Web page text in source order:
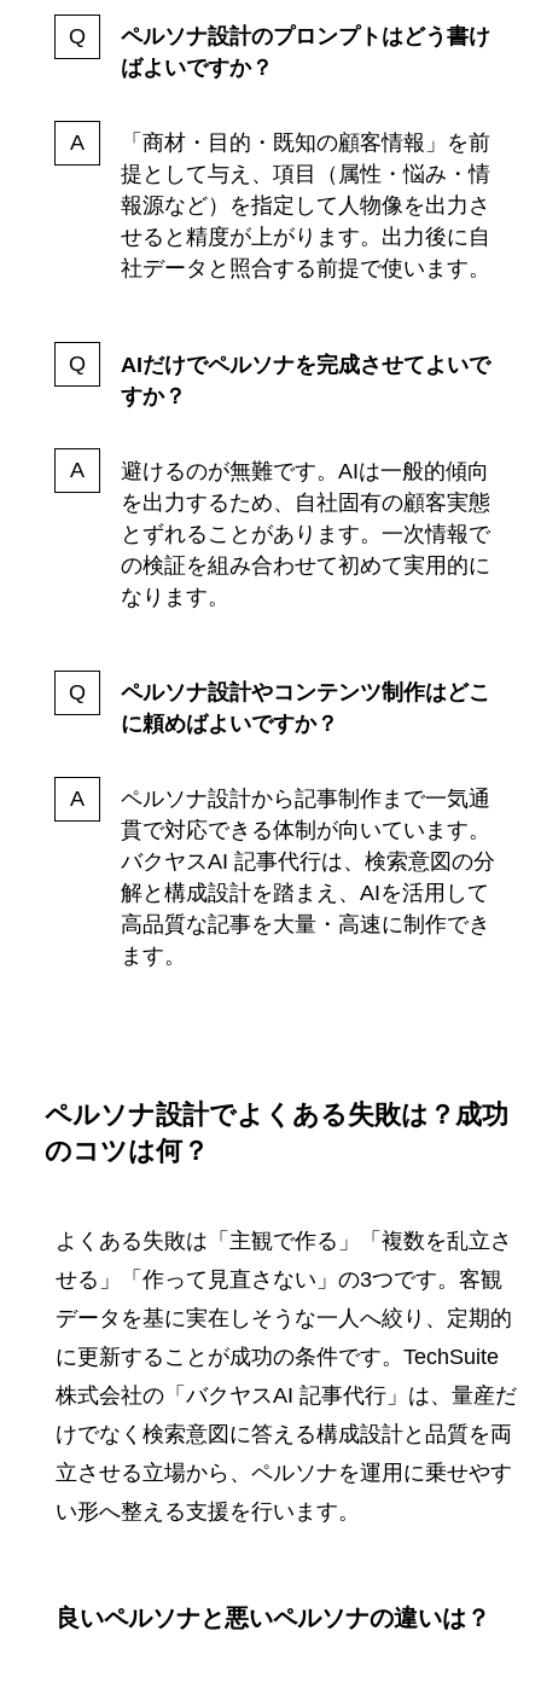
ペルソナ設計のプロンプトはどう書け
ばよいですか？
「商材・目的・既知の顧客情報」を前
提として与え、項目（属性・悩み・情
報源など）を指定して人物像を出力さ
せると精度が上がります。出力後に自
社データと照合する前提で使います。
AIだけでペルソナを完成させてよいで
すか？
避けるのが無難です。AIは一般的傾向
を出力するため、自社固有の顧客実態
とずれることがあります。一次情報で
の検証を組み合わせて初めて実用的に
なります。
ペルソナ設計やコンテンツ制作はどこ
に頼めばよいですか？
ペルソナ設計から記事制作まで一気通
貫で対応できる体制が向いています。
バクヤスAI 記事代行は、検索意図の分
解と構成設計を踏まえ、AIを活用して
高品質な記事を大量・高速に制作でき
ます。
ペルソナ設計でよくある失敗は？成功
のコツは何？
よくある失敗は「主観で作る」「複数を乱立さ
せる」「作って見直さない」の3つです。客観
データを基に実在しそうな一人へ絞り、定期的
に更新することが成功の条件です。TechSuite
株式会社の「バクヤスAI 記事代行」は、量産だ
けでなく検索意図に答える構成設計と品質を両
立させる立場から、ペルソナを運用に乗せやす
い形へ整える支援を行います。
良いペルソナと悪いペルソナの違いは？